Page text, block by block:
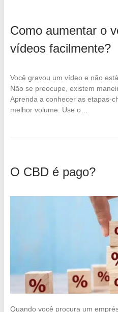
Como aumentar o
vídeos facilmente?
Você gravou um vídeo e não
Não se preocupe, existem
Aprenda a conhecer as etapas-
melhor volume. Use o…
O CBD é pago?
Quando você procura um